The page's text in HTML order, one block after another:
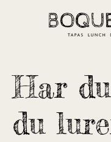
Har
du